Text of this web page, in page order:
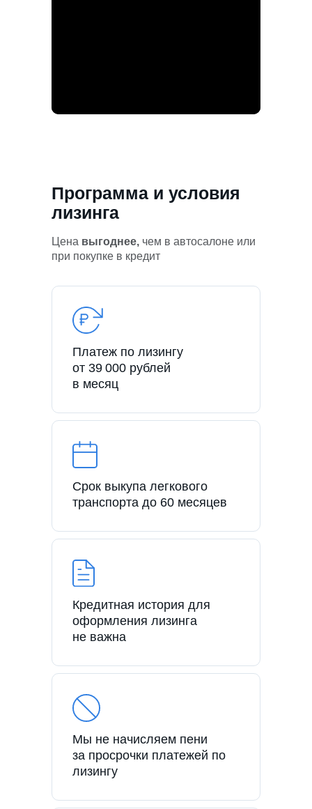
Программа и условия
лизинга
Цена выгоднее, чем в автосалоне или
при покупке в кредит
Платеж по лизингу
от 39 000 рублей
в месяц
Срок выкупа легкового
транспорта до 60 месяцев
Кредитная история для
оформления лизинга
не важна
Мы не начисляем пени
за просрочки платежей по
лизингу